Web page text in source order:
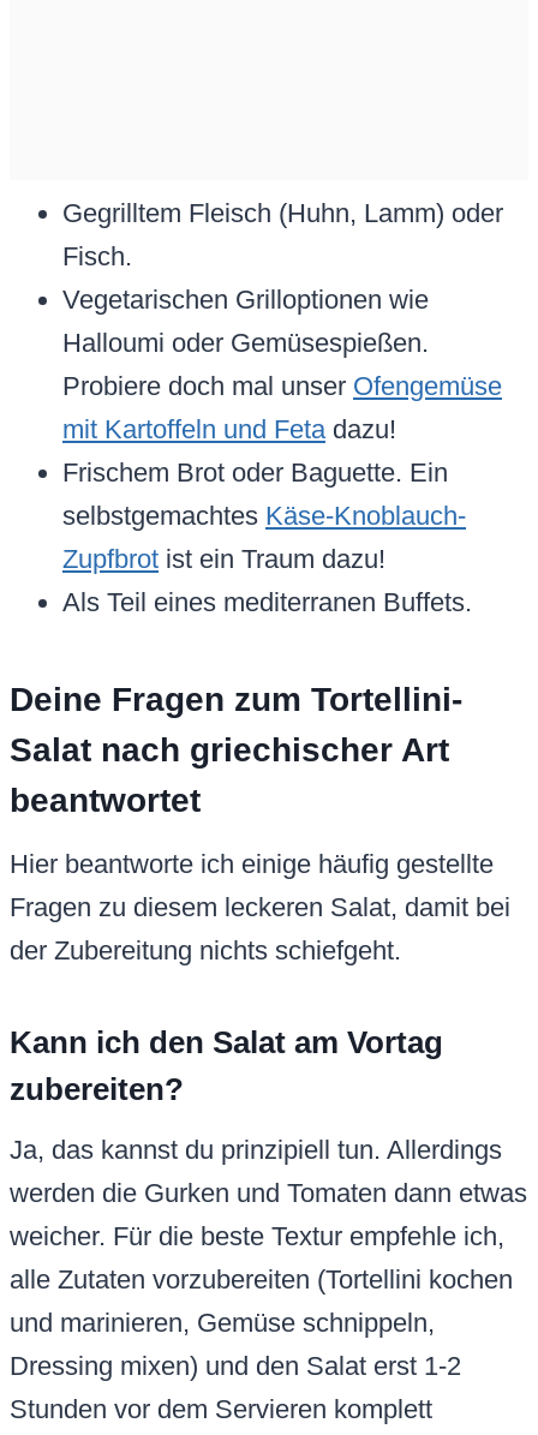
Gegrilltem Fleisch (Huhn, Lamm) oder
Fisch.
Vegetarischen Grilloptionen wie
Halloumi oder Gemüsespießen.
Probiere doch mal unser Ofengemüse
mit Kartoffeln und Fetadazu!
Frischem Brot oder Baguette. Ein
selbstgemachtes Käse-Knoblauch-
Zupfbrot ist ein Traum dazu!
Als Teil eines mediterranen Buffets.
Deine Fragen zum Tortellini-
Salat nach griechischer Art
beantwortet
Hier beantworte ich einige häufig gestellte
Fragen zu diesem leckeren Salat, damit bei
der Zubereitung nichts schiefgeht.
Kann ich den Salat am Vortag
zubereiten?
Ja, das kannst du prinzipiell tun. Allerdings
werden die Gurken und Tomaten dann etwas
weicher. Für die beste Textur empfehle ich,
alle Zutaten vorzubereiten (Tortellini kochen
und marinieren, Gemüse schnippeln,
Dressing mixen) und den Salat erst 1-2
Stunden vor dem Servieren komplett